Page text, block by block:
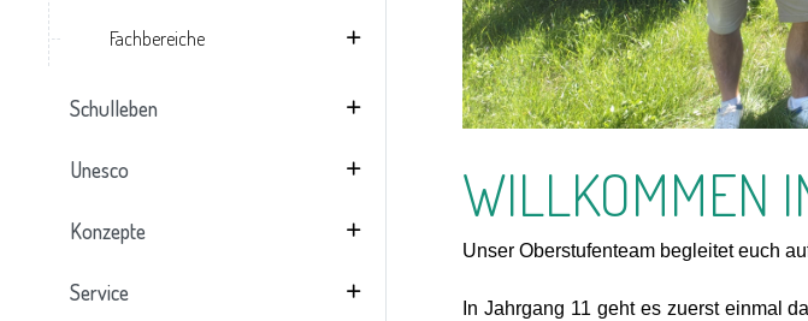
Fachbereiche
Schulleben
Unesco
Konzepte
Service
WILLKOMMEN
Unser Oberstufenteam begleitet euch
In Jahrgang 11 geht es zuerst einmal